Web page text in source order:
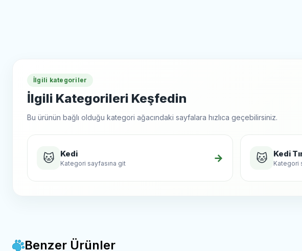
İlgili kategoriler
İlgili Kategorileri Keşfedin
Bu ürünün bağlı olduğu kategori ağacındaki sayfalara hızlıca geçebilirsiniz.
🐱 Kedi
Kategori sayfasına git → 🐱 Kedi
Kategori
Benzer Ürünler